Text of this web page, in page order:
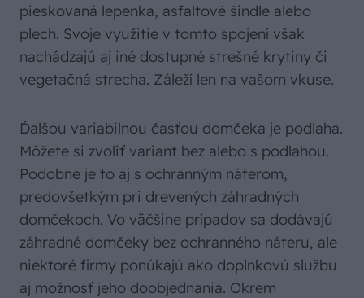
pieskovaná lepenka, asfaltové šindle alebo
plech. Svoje využitie v tomto spojení však
nachádzajú aj iné dostupné strešné krytiny či
vegetačná strecha. Záleží len na vašom vkuse.
Ďalšou variabilnou časťou domčeka je podlaha.
Môžete si zvoliť variant bez alebo s podlahou.
Podobne je to aj s ochranným náterom,
predovšetkým pri drevených záhradných
domčekoch. Vo väčšine prípadov sa dodávajú
záhradné domčeky bez ochranného náteru, ale
niektoré firmy ponúkajú ako doplnkovú službu
aj možnosť jeho doobjednania. Okrem